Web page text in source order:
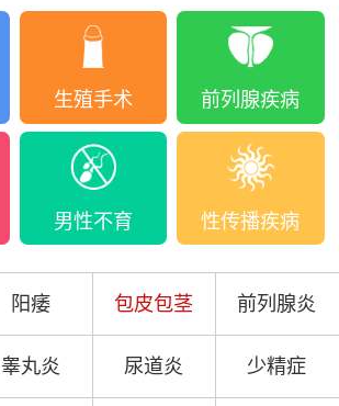
生殖手术 前列腺疾病
男性不育 性传播疾病
阳痿 包皮包茎 前列腺炎
睾丸炎 尿道炎 少精症